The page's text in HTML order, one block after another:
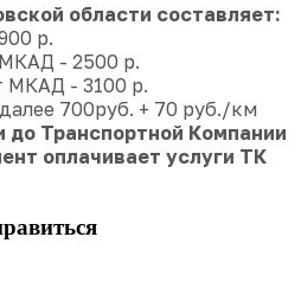
области составляет:
р.
- 2500 р.
- 3100 р.
700руб. + 70 руб./км
до Транспортной Компании
оплачивает услуги ТК